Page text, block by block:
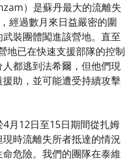
）是蘇丹最大的流離失
經過數月來日益嚴密的圍
裝團體闖進該營地。直至
地已在快速支援部隊的控制
都逃到法希爾，但他們現
助，並可能遭受持續攻擊
月12日至15日期間從扎姆
時流離失所者抵達的情況
危險。我們的團隊在泰維